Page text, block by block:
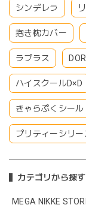
シンデレラ
抱き枕カバー
ラプラス
ハイスクールD×D
きゃらぷくシール
プリティーシリー
カテゴリから探す
MEGA NIKKE